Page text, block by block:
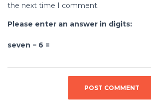
the next time I comment.
Please enter an answer in digits:
seven − 6 =